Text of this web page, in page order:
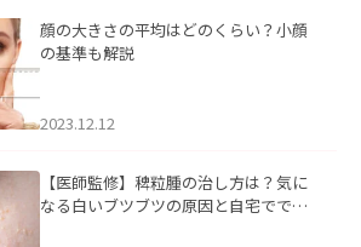
顔の大きさの平均はどのくらい？小顔
の基準も解説
2023.12.12
【医師監修】稗粒腫の治し方は？気に
なる白いブツブツの原因と自宅ででき